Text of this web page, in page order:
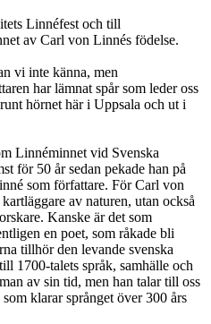
Linnéfest och till
av Carl von Linnés födelse.
vi inte känna, men
har lämnat spår som leder oss
hörnet här i Uppsala och ut i
Linnéminnet vid Svenska
för 50 år sedan pekade han på
som författare. För Carl von
av naturen, utan också
Kanske är det som
en poet, som råkade bli
tillhör den levande svenska
1700-talets språk, samhälle och
av sin tid, men han talar till oss
klarar språnget över 300 års